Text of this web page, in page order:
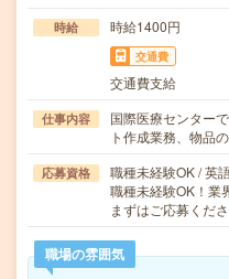
時給 時給1400円
交通費
交通費支給
仕事内容
国際医療センター
ト作成業務、物品
応募資格
職種未経験OK / 英
職種未経験OK！業
まずはご応募くだ
職場の雰囲気